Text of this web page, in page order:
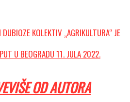
KOLEKTIV „AGRIKULTURA“ JE
U BEOGRADU 11. JULA 2022.
VIŠE OD AUTORA